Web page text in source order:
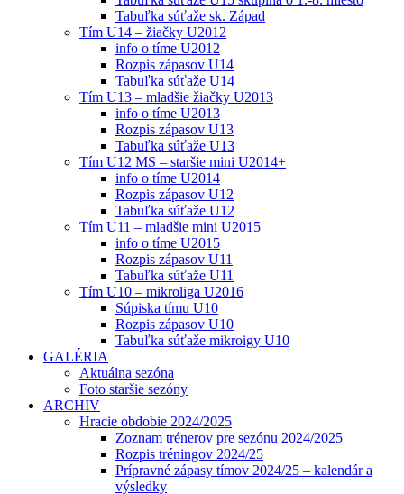
Tabuľka súťaže sk. Západ
Tím U14 – žiačky U2012
info o tíme U2012
Rozpis zápasov U14
Tabuľka súťaže U14
Tím U13 – mladšie žiačky U2013
info o tíme U2013
Rozpis zápasov U13
Tabuľka súťaže U13
Tím U12 MS – staršie mini U2014+
info o tíme U2014
Rozpis zápasov U12
Tabuľka súťaže U12
Tím U11 – mladšie mini U2015
info o tíme U2015
Rozpis zápasov U11
Tabuľka súťaže U11
Tím U10 – mikroliga U2016
Súpiska tímu U10
Rozpis zápasov U10
Tabuľka súťaže mikroigy U10
GALÉRIA
Aktuálna sezóna
Foto staršie sezóny
ARCHIV
Hracie obdobie 2024/2025
Zoznam trénerov pre sezónu 2024/2025
Rozpis tréningov 2024/25
Prípravné zápasy tímov 2024/25 – kalendár a
výsledky